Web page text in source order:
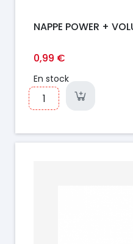
NAPPE POWER +
0,99 €
En stock